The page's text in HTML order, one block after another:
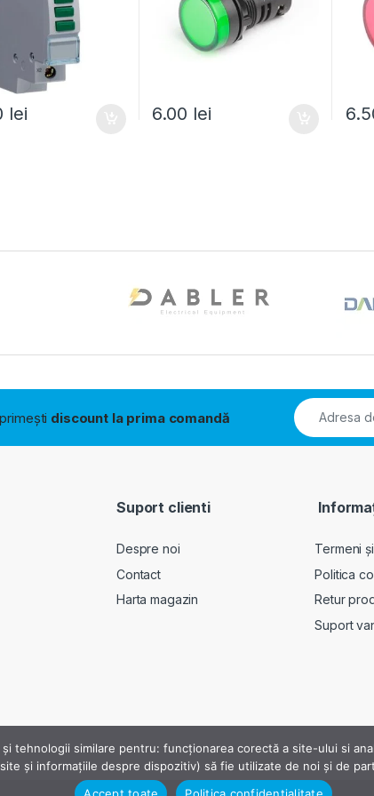
lei 6.00 lei
discount la prima comandă
Suport clienti
Despre noi
Contact
Harta magazin
Termeni
Politica
Retur
Suport
tehnologii similare pentru: funcționarea corectă a site-ului si
și informațiile despre dispozitiv) să fie utilizate de noi și de
Accept toate
Politica confidențialitate